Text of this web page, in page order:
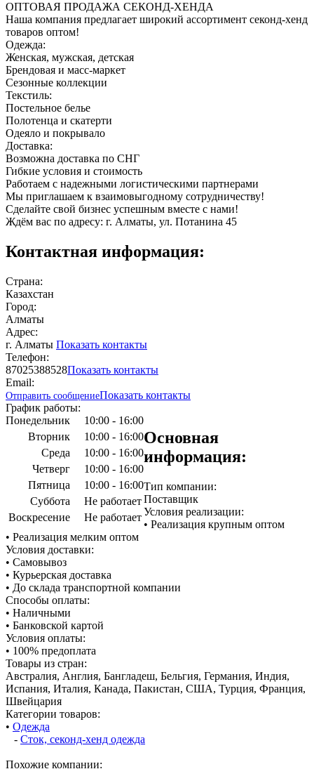
ОПТОВАЯ ПРОДАЖА СЕКОНД-ХЕНДА
Наша компания предлагает широкий ассортимент секонд-хенд
товаров оптом!
Одежда:
Женская, мужская, детская
Брендовая и масс-маркет
Сезонные коллекции
Текстиль:
Постельное белье
Полотенца и скатерти
Одеяло и покрывало
Доставка:
Возможна доставка по СНГ
Гибкие условия и стоимость
Работаем с надежными логистическими партнерами
Мы приглашаем к взаимовыгодному сотрудничеству!
Сделайте свой бизнес успешным вместе с нами!
Ждём вас по адресу: г. Алматы, ул. Потанина 45
Контактная информация:
Страна:
Казахстан
Город:
Алматы
Адрес:
г. Алматы Показать контакты
Телефон:
87025388528Показать контакты
Email:
Отправить сообщениеПоказать контакты
График работы:
Понедельник
10:00 - 16:00
Вторник
10:00 - 16:00
Среда
10:00 - 16:00
Четверг
10:00 - 16:00
Пятница
10:00 - 16:00
Суббота
Не работает
Воскресение
Не работает
Основная
информация:
Тип компании:
Поставщик
Условия реализации:
• Реализация крупным оптом
• Реализация мелким оптом
Условия доставки:
• Самовывоз
• Курьерская доставка
• До склада транспортной компании
Способы оплаты:
• Наличными
• Банковской картой
Условия оплаты:
• 100% предоплата
Товары из стран:
Австралия, Англия, Бангладеш, Бельгия, Германия, Индия,
Испания, Италия, Канада, Пакистан, США, Турция, Франция,
Швейцария
Категории товаров:
• Одежда
- Сток, секонд-хенд одежда
Похожие компании: